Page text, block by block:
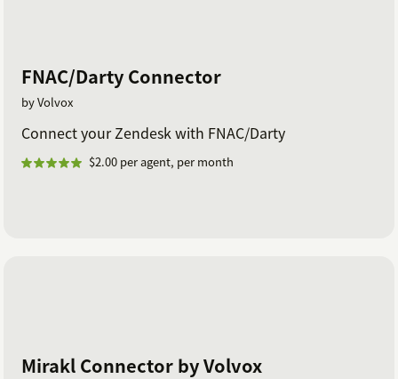
FNAC/Darty Connector
by Volvox
Connect your Zendesk with FNAC/Darty
$2.00 per agent, per month
Mirakl Connector by Volvox